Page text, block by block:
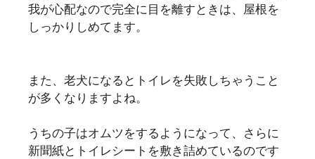
我が心配なので完全に目を離すときは、屋根を
しっかりしめてます。
また、老犬になるとトイレを失敗しちゃうこと
が多くなりますよね。
うちの子はオムツをするようになって、さらに
新聞紙とトイレシートを敷き詰めているのです